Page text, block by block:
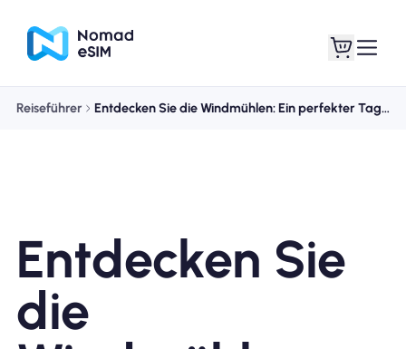
Shop-Tarife
Reiseführer Entdecken Sie die Windmühlen: Ein perfekter Tagesausflug von Amsterdam
Entdecken Sie
die